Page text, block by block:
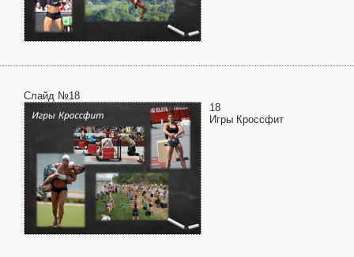
Слайд №18
18
Игры Кроссфит